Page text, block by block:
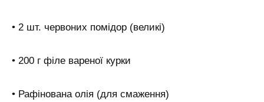
• 2 шт. червоних помідор (великі)
• 200 г філе вареної курки
• Рафінована олія (для смаження)